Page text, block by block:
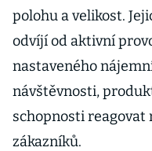
polohu a velikost.
odvíjí od aktivní
nastaveného
návštěvnosti,
schopnosti reagovat
zákazníků.